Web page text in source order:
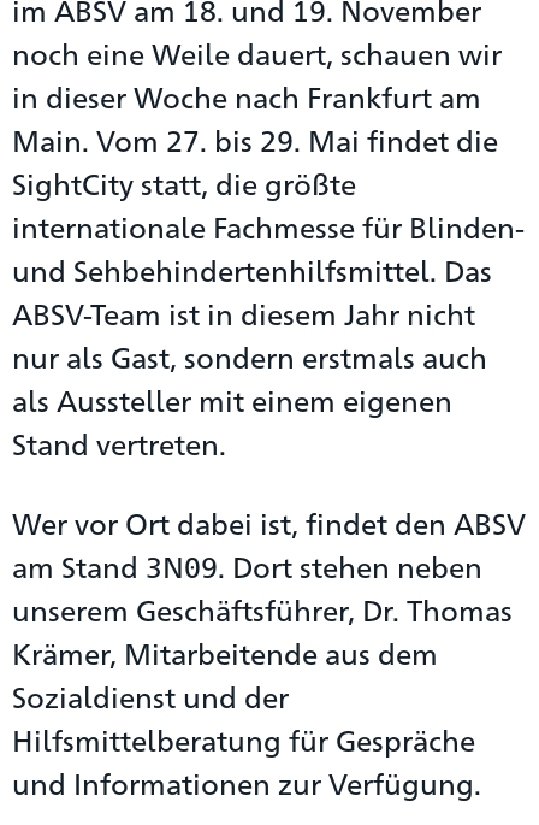
im ABSV am 18. und 19. November
noch eine Weile dauert, schauen wir
in dieser Woche nach Frankfurt am
Main. Vom 27. bis 29. Mai findet die
SightCity statt, die größte
internationale Fachmesse für Blinden-
und Sehbehindertenhilfsmittel. Das
ABSV-Team ist in diesem Jahr nicht
nur als Gast, sondern erstmals auch
als Aussteller mit einem eigenen
Stand vertreten.
Wer vor Ort dabei ist, findet den ABSV
am Stand 3N09. Dort stehen neben
unserem Geschäftsführer, Dr. Thomas
Krämer, Mitarbeitende aus dem
Sozialdienst und der
Hilfsmittelberatung für Gespräche
und Informationen zur Verfügung.